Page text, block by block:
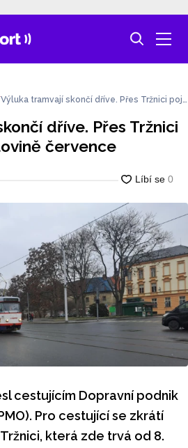
Výluka tramvají skončí dříve. Přes Tržnici poje
dříve. Přes Tržnici
července
cestujícím Dopravní podnik
Pro cestující se zkrátí
která zde trvá od 8.